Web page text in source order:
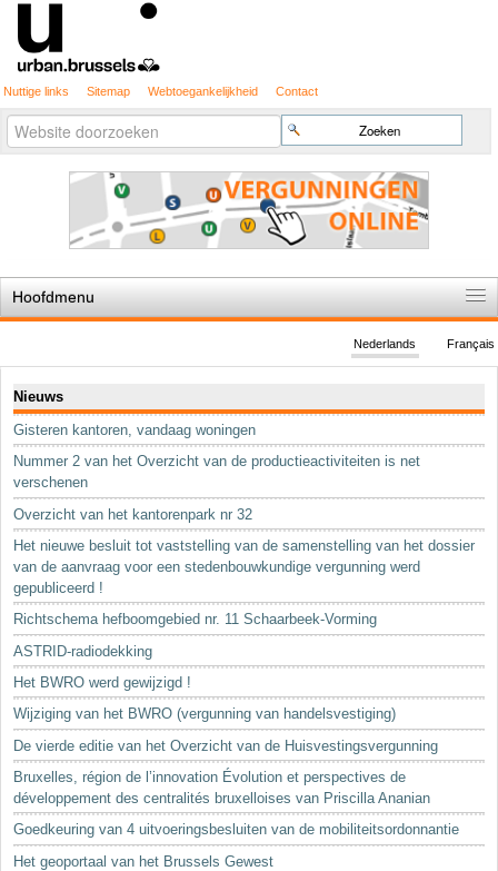
Nuttige links Sitemap Webtoegankelijkheid Contact
Zoek
Geavanceerd
zoeken...
Hoofdmenu
De spelregels
Stedenbouwkundige vergunning
Cartografie
Studies en publicaties
Sleutelwoorden
Stedenbouwkundige inlichtingen
Français
Nederlands
Nieuws
Gisteren kantoren, vandaag woningen
Nummer 2 van het Overzicht van de productieactiviteiten is net
verschenen
Overzicht van het kantorenpark nr 32
Het nieuwe besluit tot vaststelling van de samenstelling van het dossier
van de aanvraag voor een stedenbouwkundige vergunning werd
gepubliceerd !
Richtschema hefboomgebied nr. 11 Schaarbeek-Vorming
ASTRID-radiodekking
Het BWRO werd gewijzigd !
Wijziging van het BWRO (vergunning van handelsvestiging)
De vierde editie van het Overzicht van de Huisvestingsvergunning
Bruxelles, région de l’innovation Évolution et perspectives de
développement des centralités bruxelloises van Priscilla Ananian
Goedkeuring van 4 uitvoeringsbesluiten van de mobiliteitsordonnantie
Het geoportaal van het Brussels Gewest